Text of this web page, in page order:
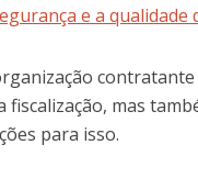
e a qualidade
fiscalização, mas
para isso.